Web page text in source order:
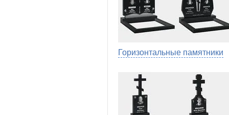
Горизонтальные памятники